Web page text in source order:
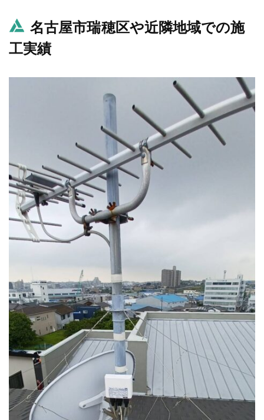
名古屋市瑞穂区や近隣地域での施
工実績